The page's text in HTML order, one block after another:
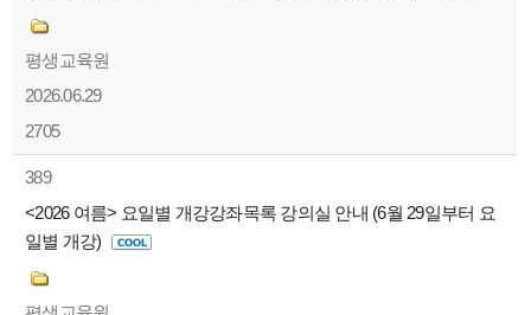
평생교육원
2026.06.29
2705
389
<2026 여름> 요일별 개강강좌목록 강의실 안내 (6월 29일부터 요
일별 개강)